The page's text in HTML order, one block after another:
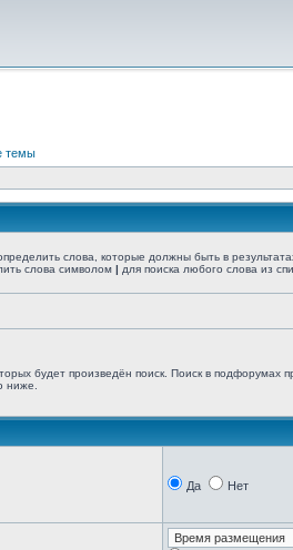
темы
слова, которые должны быть в
слова символом | для поиска любого слова из
будет произведён поиск. Поиск в подфорумах
ниже.
Да Нет